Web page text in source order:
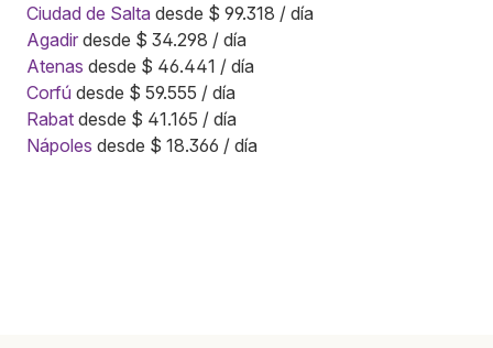
Ciudad de Salta desde $ 99.318 / día
Agadir desde $ 34.298 / día
Atenas desde $ 46.441 / día
Corfú desde $ 59.555 / día
Rabat desde $ 41.165 / día
Nápoles desde $ 18.366 / día